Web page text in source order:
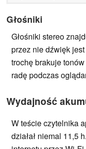
Głośniki
Głośniki stereo
przez nie dźwięk
trochę brakuje
radę podczas
Wydajność
W teście czytelnika
działał niemal 11,5